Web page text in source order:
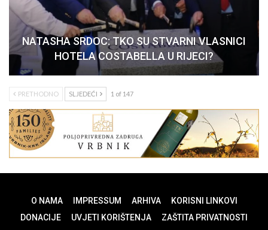
NATASHA SRDOC: TKO SU STVARNI VLASNICI
HOTELA COSTABELLA U RIJECI?
PRETHODNO SLJEDEĆI 1 of 147
O NAMA IMPRESSUM ARHIVA
KORISNI LINKOVI
DONACIJE
UVJETI KORIŠTENJA ZAŠTITA PRIVATNOSTI